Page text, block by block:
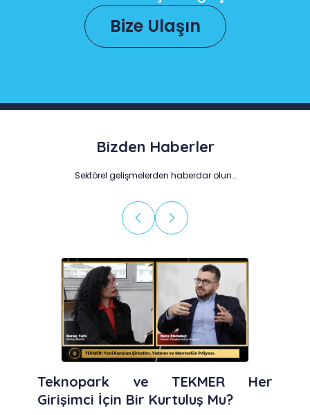
Bize Ulaşın
Bizden Haberler
Sektörel gelişmelerden haberdar olun…
Her
Mu?
2026’nın En İyi Bordro
Kapsamlı Hibrit